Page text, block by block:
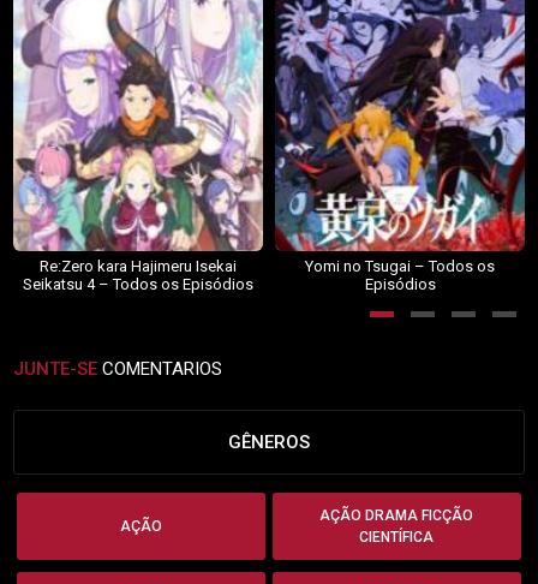
Re:Zero kara Hajimeru Isekai
Seikatsu 4 – Todos os Episódios
Yomi no Tsugai – Todos os
Episódios
JUNTE-SE COMENTARIOS
GÊNEROS
AÇÃO
AÇÃO DRAMA FICÇÃO
CIENTÍFICA